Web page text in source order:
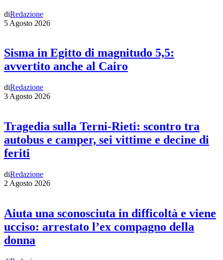
diRedazione
5 Agosto 2026
Sisma in Egitto di magnitudo 5,5:
avvertito anche al Cairo
diRedazione
3 Agosto 2026
Tragedia sulla Terni-Rieti: scontro tra
autobus e camper, sei vittime e decine di
feriti
diRedazione
2 Agosto 2026
Aiuta una sconosciuta in difficoltà e viene
ucciso: arrestato l’ex compagno della
donna